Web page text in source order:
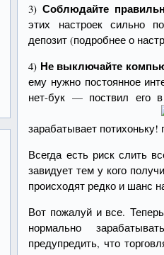
3)Соблюдайте
этих настроек сильно
депозит (подробнее о
4) Не выключайте
ему нужно постоянное
нет-бук — поствил его
зарабатывает потихоньку!
Всегда есть риск слить
завидует тем у кого
происходят редко и шанс
Вот пожалуй и все.
нормально
предупредить, что